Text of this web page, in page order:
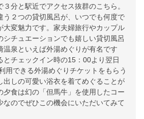
分と駅近でアクセス抜群のこちら。
う２つの貸切風呂が、いつでも何度で
大変魅力です。家夫婦旅行やカップル
シチュエーションでも嬉しい貸切風呂
温泉といえば外湯めぐりが有名です
とチェックイン時の15：00より翌日
用できる外湯めぐりチケットをもらう
出しの可愛い浴衣を着てめぐることが
夕食は幻の「但馬牛」を使用したコー
なのでぜひこの機会にいただいてみて